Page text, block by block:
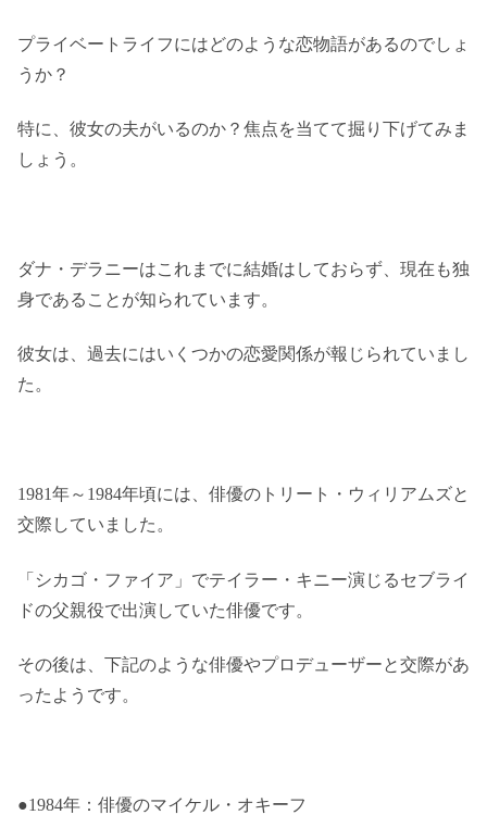
プライベートライフにはどのような恋物語があるのでしょ
うか？
特に、彼女の夫がいるのか？焦点を当てて掘り下げてみま
しょう。
ダナ・デラニーはこれまでに結婚はしておらず、現在も独
身であることが知られています。
彼女は、過去にはいくつかの恋愛関係が報じられていまし
た。
1981年～1984年頃には、俳優のトリート・ウィリアムズと
交際していました。
「シカゴ・ファイア」でテイラー・キニー演じるセブライ
ドの父親役で出演していた俳優です。
その後は、下記のような俳優やプロデューザーと交際があ
ったようです。
●1984年：俳優のマイケル・オキーフ